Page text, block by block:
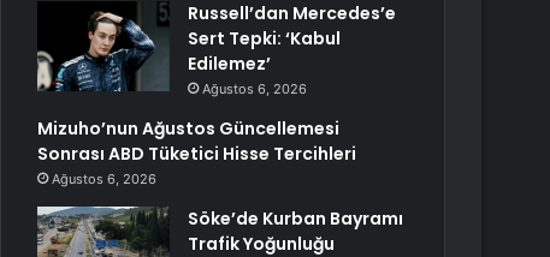
Russell’dan Mercedes’e
Sert Tepki: ‘Kabul
Edilemez’
Ağustos 6, 2026
Mizuho’nun Ağustos Güncellemesi
Sonrası ABD Tüketici Hisse Tercihleri
Ağustos 6, 2026
Söke’de Kurban Bayramı
Trafik Yoğunluğu